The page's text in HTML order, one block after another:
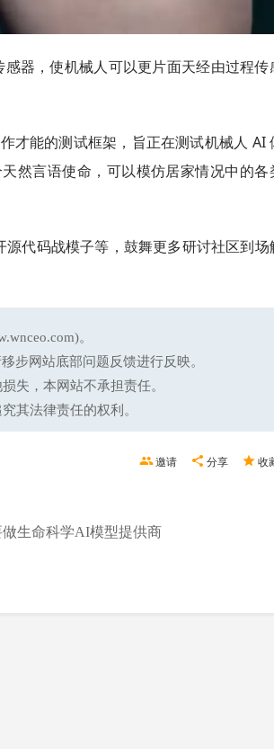
器，使机械人可以更片面天经由过程传
才能的测试框架，旨正在测试机械人 AI
然言语使命，可以模仿居家情况中的各
代码战模子等，鼓舞更多研讨社区到场
。
步网站底部问题反馈进行反映。
失，本网站不承担责任。
其法律责任的权利。
收
分享
邀请
生命科学AI模型提供商